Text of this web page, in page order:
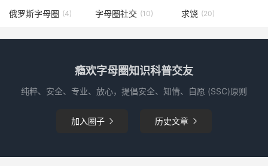
俄罗斯字母圈 (4) 字母圈社交 (10) 求饶 (20)
瘾欢字母圈知识科普交友
纯粹、安全、专业、放心，提倡安全、知情、自愿 (SSC)原则
加入圈子  历史文章 